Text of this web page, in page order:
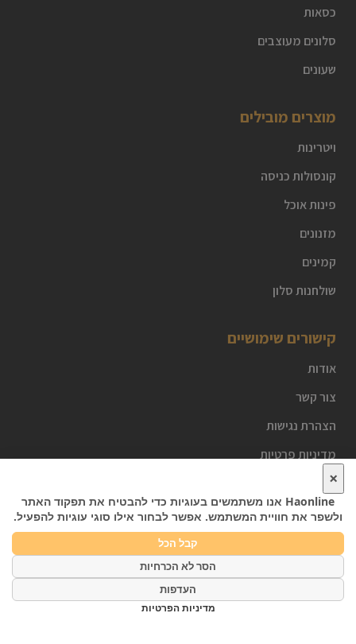
כסאות
סלונים מעוצבים
שעונים
מוצרים מובילים
ויטרינות
קונסולות כניסה
פינות אוכל
מזנונים
קמינים
שולחנות סלון
קישורים שימושיים
אודות
צור קשר
הצהרת נגישות
מדיניות פרטיות
מדיניות משלוחים והחזרות
מדיניות תנאי השימוש
נבנה על ידיCXMניהול חווית לקוח
כל הזכויות שמורות ל- HAONLINE © 2025
×
Haonline אנו משתמשים בעוגיות כדי להבטיח את תפקוד האתר
ולשפר את חוויית המשתמש. אפשר לבחור אילו סוגי עוגיות להפעיל.
קבל הכל
הסר לא הכרחיות
העדפות
מדיניות הפרטיות
Open
chaty